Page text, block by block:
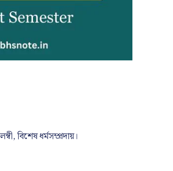
বিশেষ ধর্মসম্প্রদায়।